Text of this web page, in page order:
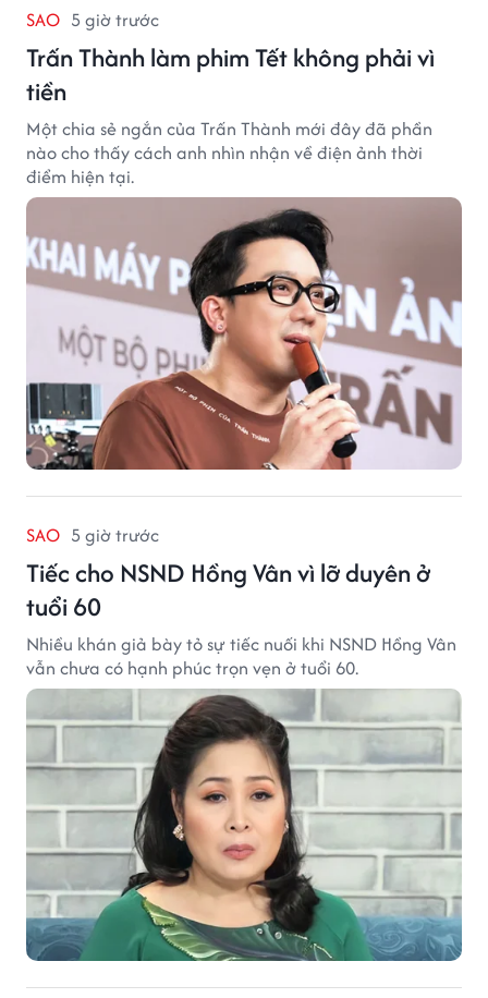
SAO 5 giờ trước
Trấn Thành làm phim Tết không phải vì
tiền
Một chia sẻ ngắn của Trấn Thành mới đây đã phần
nào cho thấy cách anh nhìn nhận về điện ảnh thời
điểm hiện tại.
SAO 5 giờ trước
Tiếc cho NSND Hồng Vân vì lỡ duyên ở
tuổi 60
Nhiều khán giả bày tỏ sự tiếc nuối khi NSND Hồng Vân
vẫn chưa có hạnh phúc trọn vẹn ở tuổi 60.